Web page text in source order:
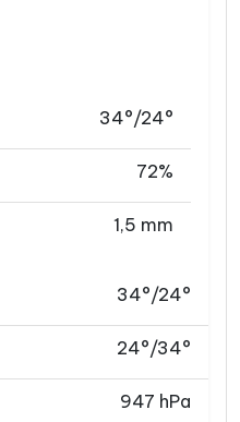
34°/24°
72%
1,5 mm
34°/24°
24°/34°
947 hPa